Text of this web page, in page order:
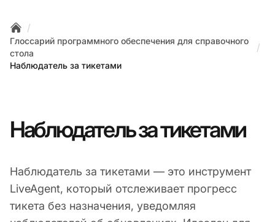
Home
/
Глоссарий программного обеспечения для справочного
стола
/
Наблюдатель за тикетами
Наблюдатель за тикетами
Наблюдатель за тикетами — это инструмент
LiveAgent, который отслеживает прогресс
тикета без назначения, уведомляя